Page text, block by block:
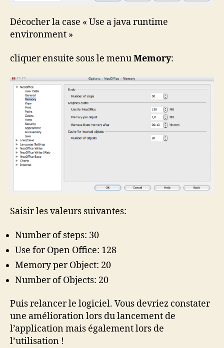
Décocher la case « Use a java runtime
environment »
cliquer ensuite sous le menuMemory:
Saisir les valeurs suivantes:
Number of steps: 30
Use for Open Office: 128
Memory per Object: 20
Number of Objects: 20
Puis relancer le logiciel. Vous devriez constater
une amélioration lors du lancement de
l’application mais également lors de
l’utilisation !